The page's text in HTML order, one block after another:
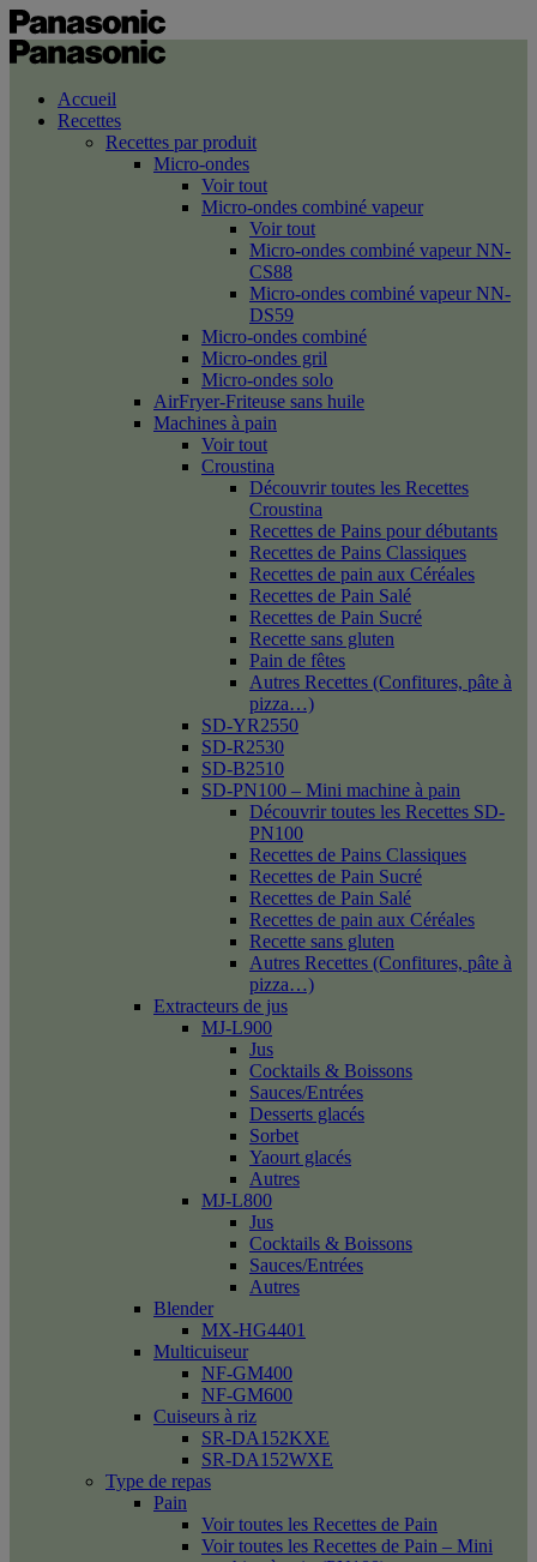
Accueil
Recettes
Recettes par produit
Micro-ondes
Voir tout
Micro-ondes combiné vapeur
Voir tout
Micro-ondes combiné vapeur NN-
CS88
Micro-ondes combiné vapeur NN-
DS59
Micro-ondes combiné
Micro-ondes gril
Micro-ondes solo
AirFryer-Friteuse sans huile
Machines à pain
Voir tout
Croustina
Découvrir toutes les Recettes
Croustina
Recettes de Pains pour débutants
Recettes de Pains Classiques
Recettes de pain aux Céréales
Recettes de Pain Salé
Recettes de Pain Sucré
Recette sans gluten
Pain de fêtes
Autres Recettes (Confitures, pâte à
pizza…)
SD-YR2550
SD-R2530
SD-B2510
SD-PN100 – Mini machine à pain
Découvrir toutes les Recettes SD-
PN100
Recettes de Pains Classiques
Recettes de Pain Sucré
Recettes de Pain Salé
Recettes de pain aux Céréales
Recette sans gluten
Autres Recettes (Confitures, pâte à
pizza…)
Extracteurs de jus
MJ-L900
Jus
Cocktails & Boissons
Sauces/Entrées
Desserts glacés
Sorbet
Yaourt glacés
Autres
MJ-L800
Jus
Cocktails & Boissons
Sauces/Entrées
Autres
Blender
MX-HG4401
Multicuiseur
NF-GM400
NF-GM600
Cuiseurs à riz
SR-DA152KXE
SR-DA152WXE
Type de repas
Pain
Voir toutes les Recettes de Pain
Voir toutes les Recettes de Pain – Mini